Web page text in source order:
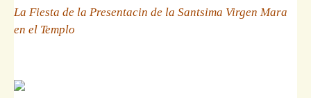
La Fiesta de la Presentacin de la Santsima Virgen Mara
en el Templo